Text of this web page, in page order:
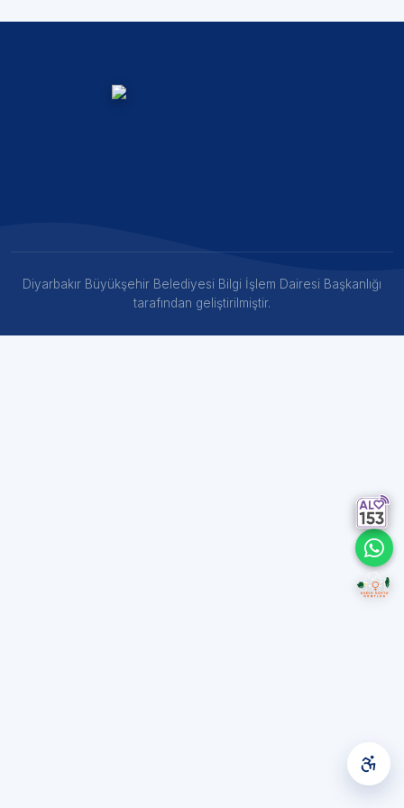
Diyarbakır Büyükşehir Belediyesi Bilgi İşlem Dairesi Başkanlığı
tarafından geliştirilmiştir.